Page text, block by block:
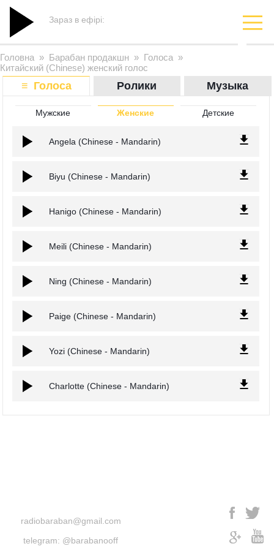
Зараз в ефірі:
Головна » Барабан продакшн » Голоса »
Китайский (Chinese) женский голос
≡ Голоса Ролики Музыка
Мужские Женские Детские
Angela (Chinese - Mandarin)
Biyu (Chinese - Mandarin)
Hanigo (Chinese - Mandarin)
Meili (Chinese - Mandarin)
Ning (Chinese - Mandarin)
Paige (Chinese - Mandarin)
Yozi (Chinese - Mandarin)
Сharlotte (Chinese - Mandarin)
radiobaraban@gmail.com
telegram: @barabanooff